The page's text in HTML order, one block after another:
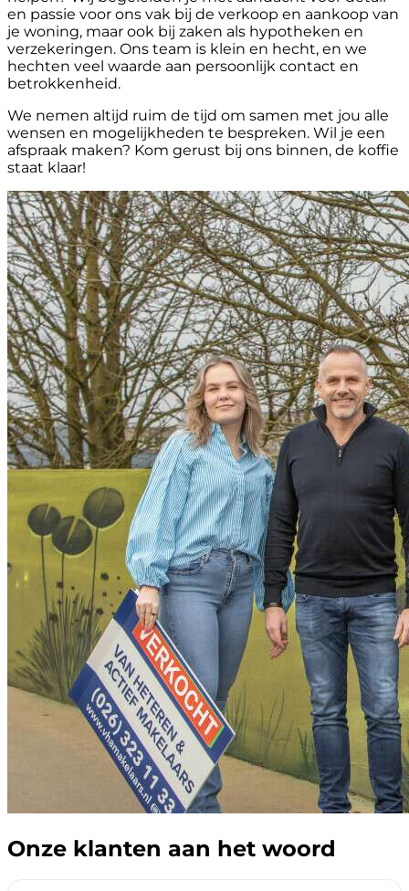
en passie voor ons vak bij de verkoop en aankoop van
je woning, maar ook bij zaken als hypotheken en
verzekeringen. Ons team is klein en hecht, en we
hechten veel waarde aan persoonlijk contact en
betrokkenheid.
We nemen altijd ruim de tijd om samen met jou alle
wensen en mogelijkheden te bespreken. Wil je een
afspraak maken? Kom gerust bij ons binnen, de koffie
staat klaar!
Onze klanten aan het woord